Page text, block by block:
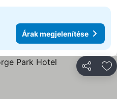
Árak megjelenítése